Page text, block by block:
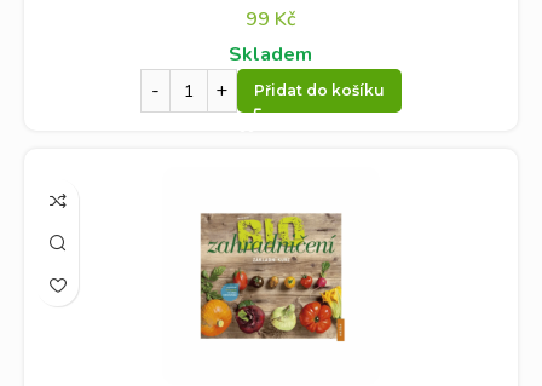
99 Kč
Skladem
Přidat do košíku